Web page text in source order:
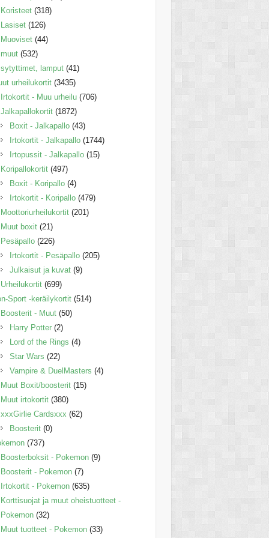
Koristeet (318)
Lasiset (126)
Muoviset (44)
muut (532)
sytyttimet, lamput (41)
urheilukortit (3435)
Irtokortit - Muu urheilu (706)
Jalkapallokortit (1872)
Boxit - Jalkapallo (43)
Irtokortit - Jalkapallo (1744)
Irtopussit - Jalkapallo (15)
Koripallokortit (497)
Boxit - Koripallo (4)
Irtokortit - Koripallo (479)
Moottoriurheilukortit (201)
Muut boxit (21)
Pesäpallo (226)
Irtokortit - Pesäpallo (205)
Julkaisut ja kuvat (9)
Urheilukortit (699)
Sport -keräilykortit (514)
Boosterit - Muut (50)
Harry Potter (2)
Lord of the Rings (4)
Star Wars (22)
Vampire & DuelMasters (4)
Muut Boxit/boosterit (15)
Muut irtokortit (380)
xxxGirlie Cardsxxx (62)
Boosterit (0)
(737)
Boosterboksit - Pokemon (9)
Boosterit - Pokemon (7)
Irtokortit - Pokemon (635)
Korttisuojat ja muut oheistuotteet -
Pokemon (32)
Muut tuotteet - Pokemon (33)